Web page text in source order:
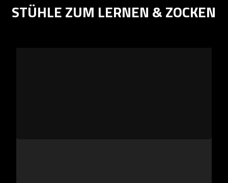
STÜHLE ZUM LERNEN & ZOCKEN